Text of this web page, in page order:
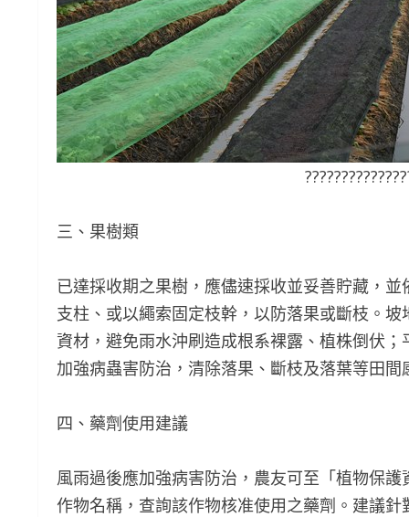
三、果樹類
已達採收期之果樹，應儘速採收並妥善貯藏，
支柱、或以繩索固定枝幹，以防落果或斷枝。
資材，避免雨水沖刷造成根系裸露、植株倒伏
加強病蟲害防治，清除落果、斷枝及落葉等田
四、藥劑使用建議
風雨過後應加強病害防治，農友可至「植物保護
作物名稱，查詢該作物核准使用之藥劑。建議